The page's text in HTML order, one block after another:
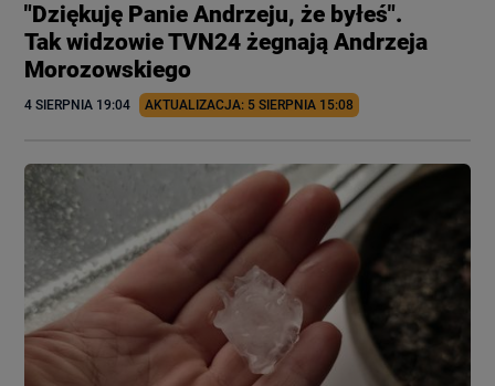
"Dziękuję Panie Andrzeju, że byłeś".
Tak widzowie TVN24 żegnają Andrzeja
Morozowskiego
4 SIERPNIA 19:04 AKTUALIZACJA: 5 SIERPNIA 15:08